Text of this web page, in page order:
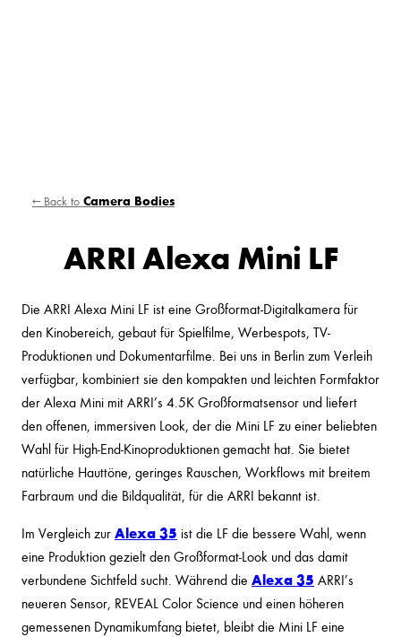
← Back to Camera Bodies
ARRI Alexa Mini LF
Die ARRI Alexa Mini LF ist eine Großformat-Digitalkamera für
den Kinobereich, gebaut für Spielfilme, Werbespots, TV-
Produktionen und Dokumentarfilme. Bei uns in Berlin zum Verleih
verfügbar, kombiniert sie den kompakten und leichten Formfaktor
der Alexa Mini mit ARRI’s 4.5K Großformatsensor und liefert
den offenen, immersiven Look, der die Mini LF zu einer beliebten
Wahl für High-End-Kinoproduktionen gemacht hat. Sie bietet
natürliche Hauttöne, geringes Rauschen, Workflows mit breitem
Farbraum und die Bildqualität, für die ARRI bekannt ist.
Im Vergleich zur Alexa 35 ist die LF die bessere Wahl, wenn
eine Produktion gezielt den Großformat-Look und das damit
verbundene Sichtfeld sucht. Während die Alexa 35 ARRI’s
neueren Sensor, REVEAL Color Science und einen höheren
gemessenen Dynamikumfang bietet, bleibt die Mini LF eine